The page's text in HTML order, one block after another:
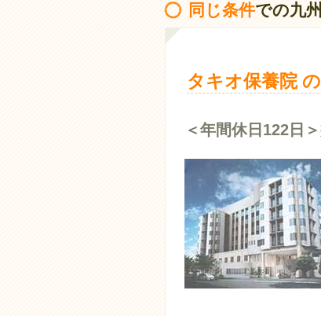
同じ条件での九
タキオ保養院
＜年間休日122日